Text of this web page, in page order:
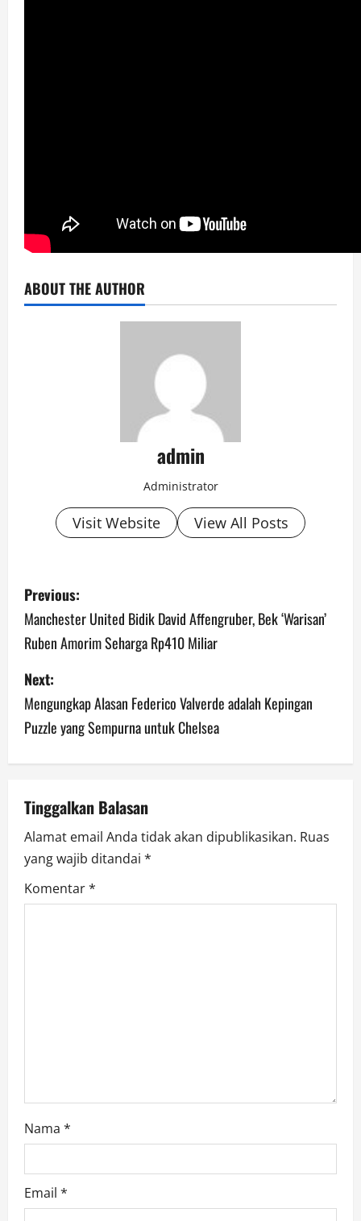
ABOUT THE AUTHOR
admin
Administrator
Visit Website View All Posts
P
o
s
t
n
a
i
g
a
Previous:
Manchester United Bidik David Affengruber, Bek ‘Warisan’
Ruben Amorim Seharga Rp410 Miliar
Next:
Mengungkap Alasan Federico Valverde adalah Kepingan
Puzzle yang Sempurna untuk Chelsea
Tinggalkan Balasan
Alamat email Anda tidak akan dipublikasikan. Ruas
yang wajib ditandai *
Komentar*
Nama *
Email *